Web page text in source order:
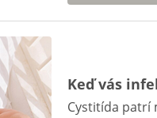
Keď vás
Cystitída patrí